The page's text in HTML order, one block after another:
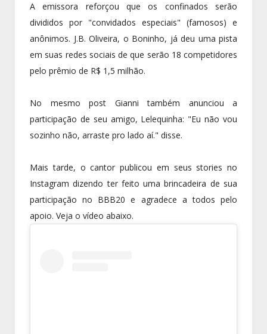
A emissora reforçou que os confinados serão
divididos por "convidados especiais" (famosos) e
anônimos. J.B. Oliveira, o Boninho, já deu uma pista
em suas redes sociais de que serão 18 competidores
pelo prêmio de R$ 1,5 milhão.
No mesmo post Gianni também anunciou a
participação de seu amigo, Lelequinha: "Eu não vou
sozinho não, arraste pro lado aí." disse.
Mais tarde, o cantor publicou em seus stories no
Instagram dizendo ter feito uma brincadeira de sua
participação no BBB20 e agradece a todos pelo
apoio. Veja o vídeo abaixo.